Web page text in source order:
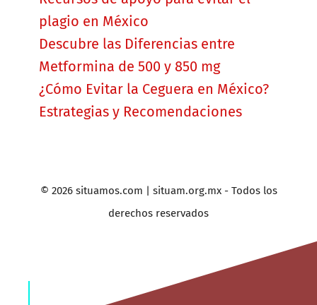
plagio en México
Descubre las Diferencias entre
Metformina de 500 y 850 mg
¿Cómo Evitar la Ceguera en México?
Estrategias y Recomendaciones
© 2026 situamos.com | situam.org.mx - Todos los
derechos reservados